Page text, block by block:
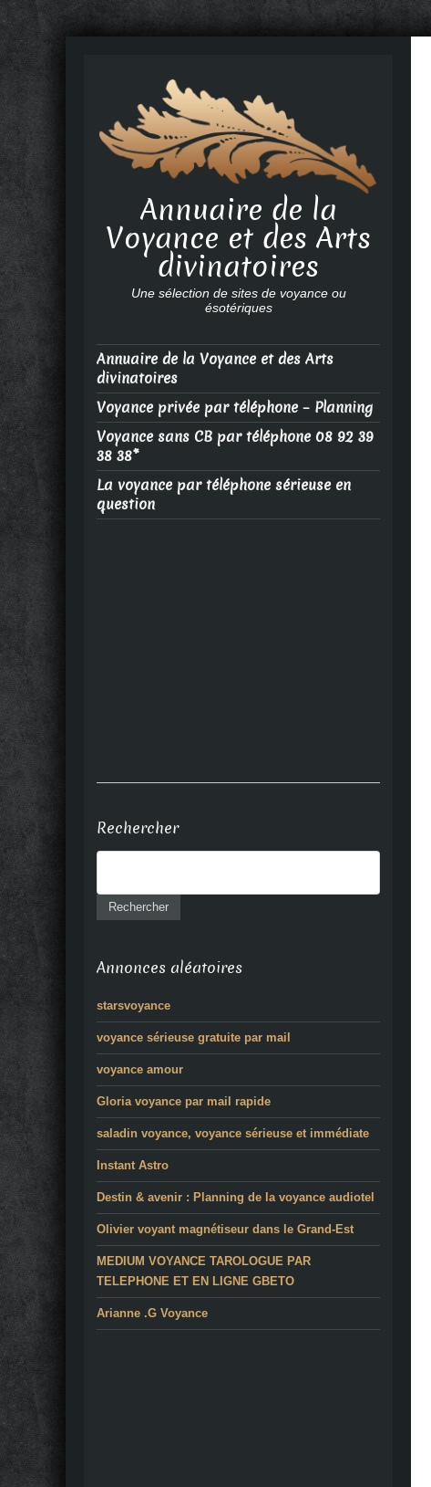
Annuaire de la
Voyance et des Arts
divinatoires
Une sélection de sites de voyance ou
ésotériques
Annuaire de la Voyance et des Arts
divinatoires
Voyance privée par téléphone – Planning
Voyance sans CB par téléphone 08 92 39
38 38*
La voyance par téléphone sérieuse en
question
Rechercher
Annonces aléatoires
starsvoyance
voyance sérieuse gratuite par mail
voyance amour
Gloria voyance par mail rapide
saladin voyance, voyance sérieuse et immédiate
Instant Astro
Destin & avenir : Planning de la voyance audiotel
Olivier voyant magnétiseur dans le Grand-Est
MEDIUM VOYANCE TAROLOGUE PAR
TELEPHONE ET EN LIGNE GBETO
Arianne .G Voyance